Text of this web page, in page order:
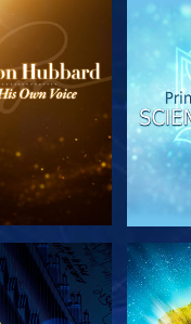
DE SERIE